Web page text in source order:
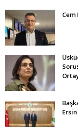
Cem
Ersin